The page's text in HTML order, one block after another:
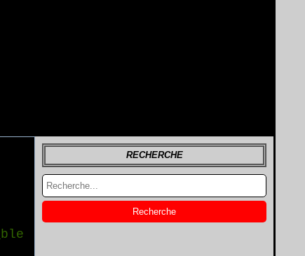
RECHERCHE